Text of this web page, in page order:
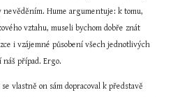
nevěděním. Hume argumentuje: k tomu,
vztahu, museli bychom dobře znát
i vzájemné působení všech jednotlivých
případ. Ergo.
vlastně on sám dopracoval k představě